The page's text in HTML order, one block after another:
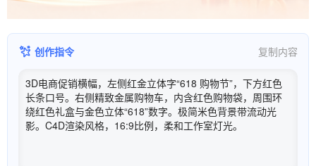
创作指令 复制内容
3D电商促销横幅，左侧红金立体字“618 购物节”，下方红色
长条口号。右侧精致金属购物车，内含红色购物袋，周围环
绕红色礼盒与金色立体“618”数字。极简米色背景带流动光
影。C4D渲染风格，16:9比例，柔和工作室灯光。